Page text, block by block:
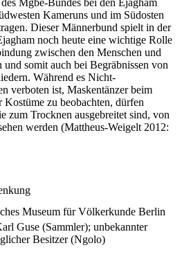
Mgbe-Bundes bei den Ejagham
Kameruns und im Südosten
Dieser Männerbund spielt in der
noch heute eine wichtige Rolle
zwischen den Menschen und
und somit auch bei Begräbnissen von
Während es Nicht-
verboten ist, Maskentänzer beim
Kostüme zu beobachten, dürfen
zum Trocknen ausgebreitet sind, von
werden (Mattheus-Weigelt 2012:
Museum für Völkerkunde Berlin
Guse (Sammler); unbekannter
Besitzer (Ngolo)